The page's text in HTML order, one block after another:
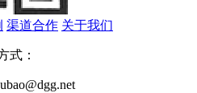
渠道合作 关于我们
式：